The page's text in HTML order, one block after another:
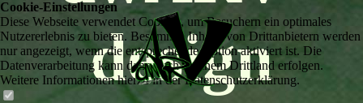
design
Cookie-Einstellungen
Diese Webseite verwendet Cookies, um Besuchern ein optimales
Nutzererlebnis zu bieten. Bestimmte Inhalte von Drittanbietern werden
nur angezeigt, wenn die entsprechende Option aktiviert ist. Die
Datenverarbeitung kann dann auch in einem Drittland erfolgen.
Weitere Informationen hierzu in der Datenschutzerklärung.